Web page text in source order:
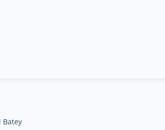
Batey